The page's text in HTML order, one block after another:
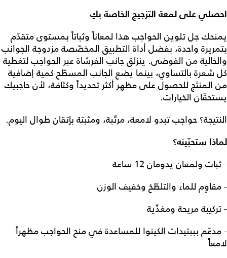
احصلي على لمعة التزجيج الخاصة بكِ
يمنحك جل تلوين الحواجب هذا لمعاناً وثباتاً بمستوى متقدّم
بتمريرة واحدة، بفضل أداة التطبيق المخصّصة مزدوجة الجوانب
والخالية من الفوضى. ينزلق جانب الفرشاة عبر الحواجب لتغطية
كل شعرة بالتساوي، بينما يضع الجانب المسطّح كمية إضافية
من المنتَج للحصول على مظهر أكثر تحديداً وكثافة، لأن حاجبيك
يستحقّان الخيارات.
النتيجة؟ حواجب تبدو لامعة، مرتّبة، ومثبتة بإتقان طوال اليوم.
لماذا ستحبّينه؟
- ثبات ولمعان يدومان 12 ساعة
- مقاوِم للماء والتلطّخ وخفيف الوزن
- تركيبة مريحة ومغذّية
- مدعّم بببتيدات الكينوا للمساعدة في منح الحواجب مظهراً
لامعاً